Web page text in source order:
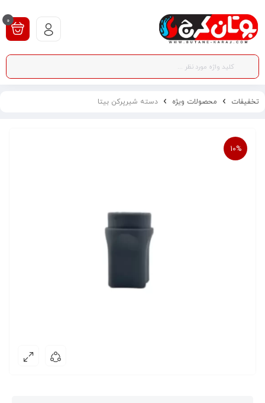
0
تخفیفات محصولات ویژه دسته شیرپرکن بیتا
10%